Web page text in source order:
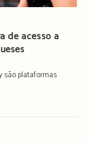
de acesso a
são plataformas